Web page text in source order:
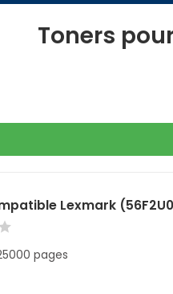
Toners
Lexmark
pages